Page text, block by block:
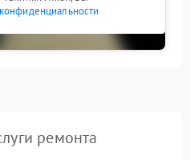
ремонта